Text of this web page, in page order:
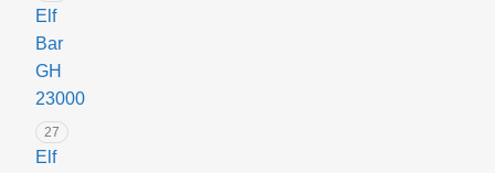
Elf
Bar
GH
23000
27
Elf